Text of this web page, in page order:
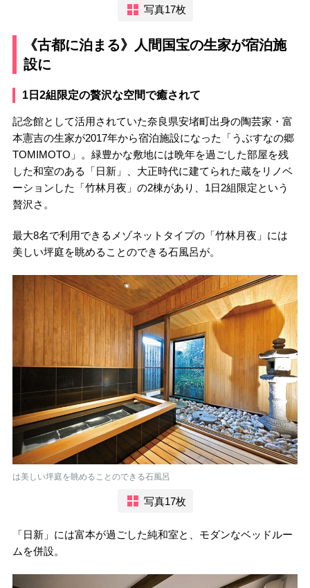
写真17枚
《古都に泊まる》人間国宝の生家が宿泊施
設に
1日2組限定の贅沢な空間で癒されて
記念館として活用されていた奈良県安堵町出身の陶芸家・富
本憲吉の生家が2017年から宿泊施設になった「うぶすなの郷
TOMIMOTO」。緑豊かな敷地には晩年を過ごした部屋を残
した和室のある「日新」、大正時代に建てられた蔵をリノベ
ーションした「竹林月夜」の2棟があり、1日2組限定という
贅沢さ。
最大8名で利用できるメゾネットタイプの「竹林月夜」には
美しい坪庭を眺めることのできる石風呂が。
は美しい坪庭を眺めることのできる石風呂
写真17枚
「日新」には富本が過ごした純和室と、モダンなベッドルー
ムを併設。